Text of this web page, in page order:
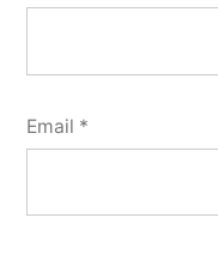
Email *